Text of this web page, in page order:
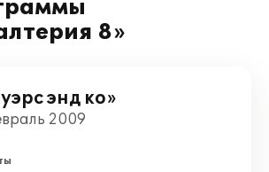
8»
энд ко»
2009